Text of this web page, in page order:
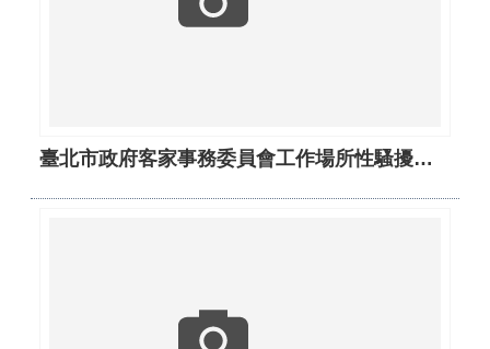
臺北市政府客家事務委員會工作場所性騷擾防治措施申訴及懲戒要點